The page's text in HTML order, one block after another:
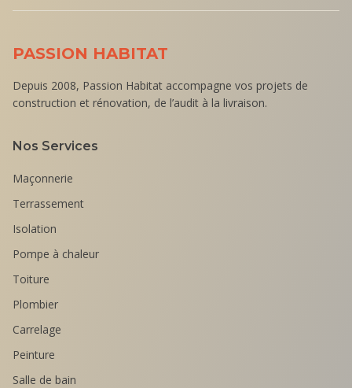
PASSION HABITAT
Depuis 2008, Passion Habitat accompagne vos projets de
construction et rénovation, de l’audit à la livraison.
Nos Services
Maçonnerie
Terrassement
Isolation
Pompe à chaleur
Toiture
Plombier
Carrelage
Peinture
Salle de bain